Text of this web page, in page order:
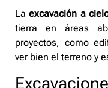
Laexcavación a
tierra en áreas
proyectos, como
ver bien el terreno y